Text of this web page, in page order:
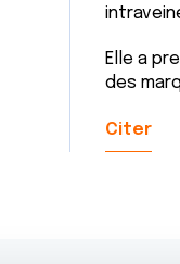
Elle a
des
Citer